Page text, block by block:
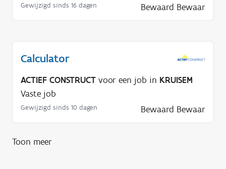
g
?
Gewijzigd sinds 16 dagen Bewaard Bewaar
Calculator
ACTIEF CONSTRUCT voor een job in KRUISEM
Vaste job
Gewijzigd sinds 10 dagen Bewaard Bewaar
Toon meer